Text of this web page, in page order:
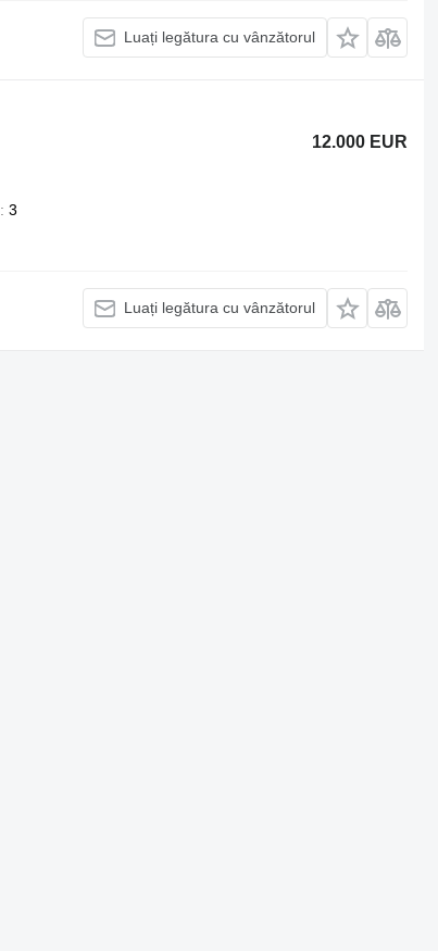
Luați legătura cu vânzătorul
12.000 EUR
3
Luați legătura cu vânzătorul